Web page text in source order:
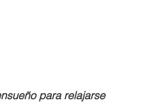
para relajarse